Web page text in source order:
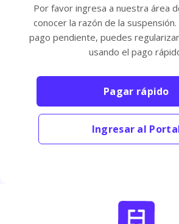
Por favor ingresa a nuestra área
conocer la razón de la
pago pendiente, puedes
usando el pago
Pagar rápido
Ingresar al